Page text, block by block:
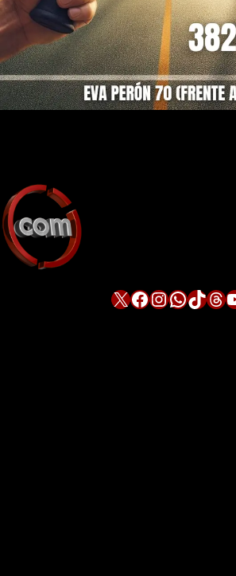
X Facebook InstagramWhatsApp TikTok Threads YouTube